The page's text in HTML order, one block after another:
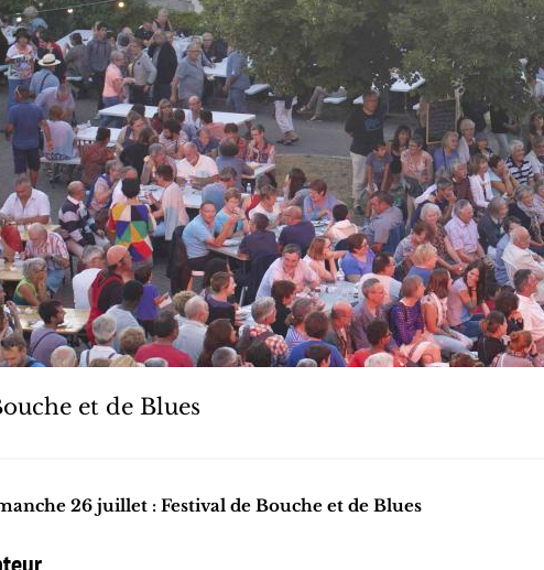
et de Blues
26 juillet : Festival de Bouche et de Blues